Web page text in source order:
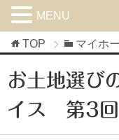
TOP マイホ
お土地選び
イス 第3回
MENU